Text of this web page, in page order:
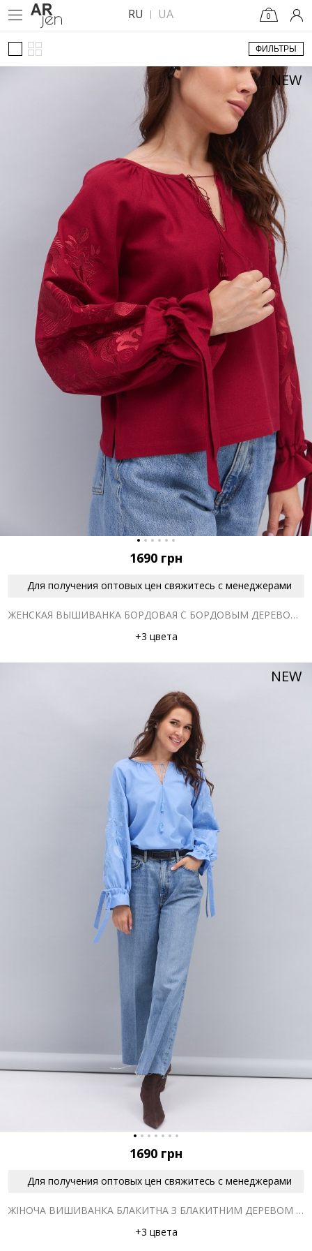
RU UA 0
ФИЛЬТРЫ
NEW
1690 грн
Для получения оптовых цен свяжитесь с менеджерами
ЖЕНСКАЯ ВЫШИВАНКА БОРДОВАЯ С БОРДОВЫМ ДЕРЕВОМ ЖИЗНИ ГЛАДЬЮ
+3 цвета
NEW
1690 грн
Для получения оптовых цен свяжитесь с менеджерами
ЖІНОЧА ВИШИВАНКА БЛАКИТНА З БЛАКИТНИМ ДЕРЕВОМ ЖИТТЯ ГЛАДДЮ
+3 цвета